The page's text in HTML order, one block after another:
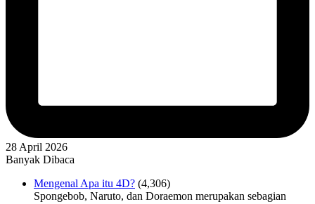
28 April 2026
Banyak Dibaca
Mengenal Apa itu 4D? (4,306)
Spongebob, Naruto, dan Doraemon merupakan sebagian